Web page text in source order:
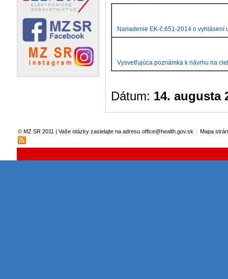
Nariadenie EK-č.651-2014 o vyhlásení
Vysvetľujúca poznámka k návrhu na
Dátum: 14. augusta
© MZ SR 2011 | Vaše otázky zasielajte na adresu office@health.gov.sk | Mapa